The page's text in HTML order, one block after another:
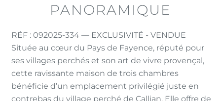
PANORAMIQUE
RÉF : 092025-334 — EXCLUSIVITÉ - VENDUE
Située au cœur du Pays de Fayence, réputé pour
ses villages perchés et son art de vivre provençal,
cette ravissante maison de trois chambres
bénéficie d’un emplacement privilégié juste en
contrebas du village perché de Callian. Elle offre de